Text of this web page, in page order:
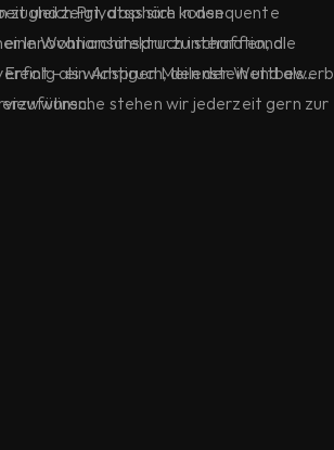
Privatsphäre in den
eine Wohnarchitektur zu schaffen, die
– ein Anspruch, den der Wettbewerb
und zeigt, dass sich konsequente
Innovationsanspruch international
als wichtigen Meilenstein und als
stehen wir jederzeit gern zur